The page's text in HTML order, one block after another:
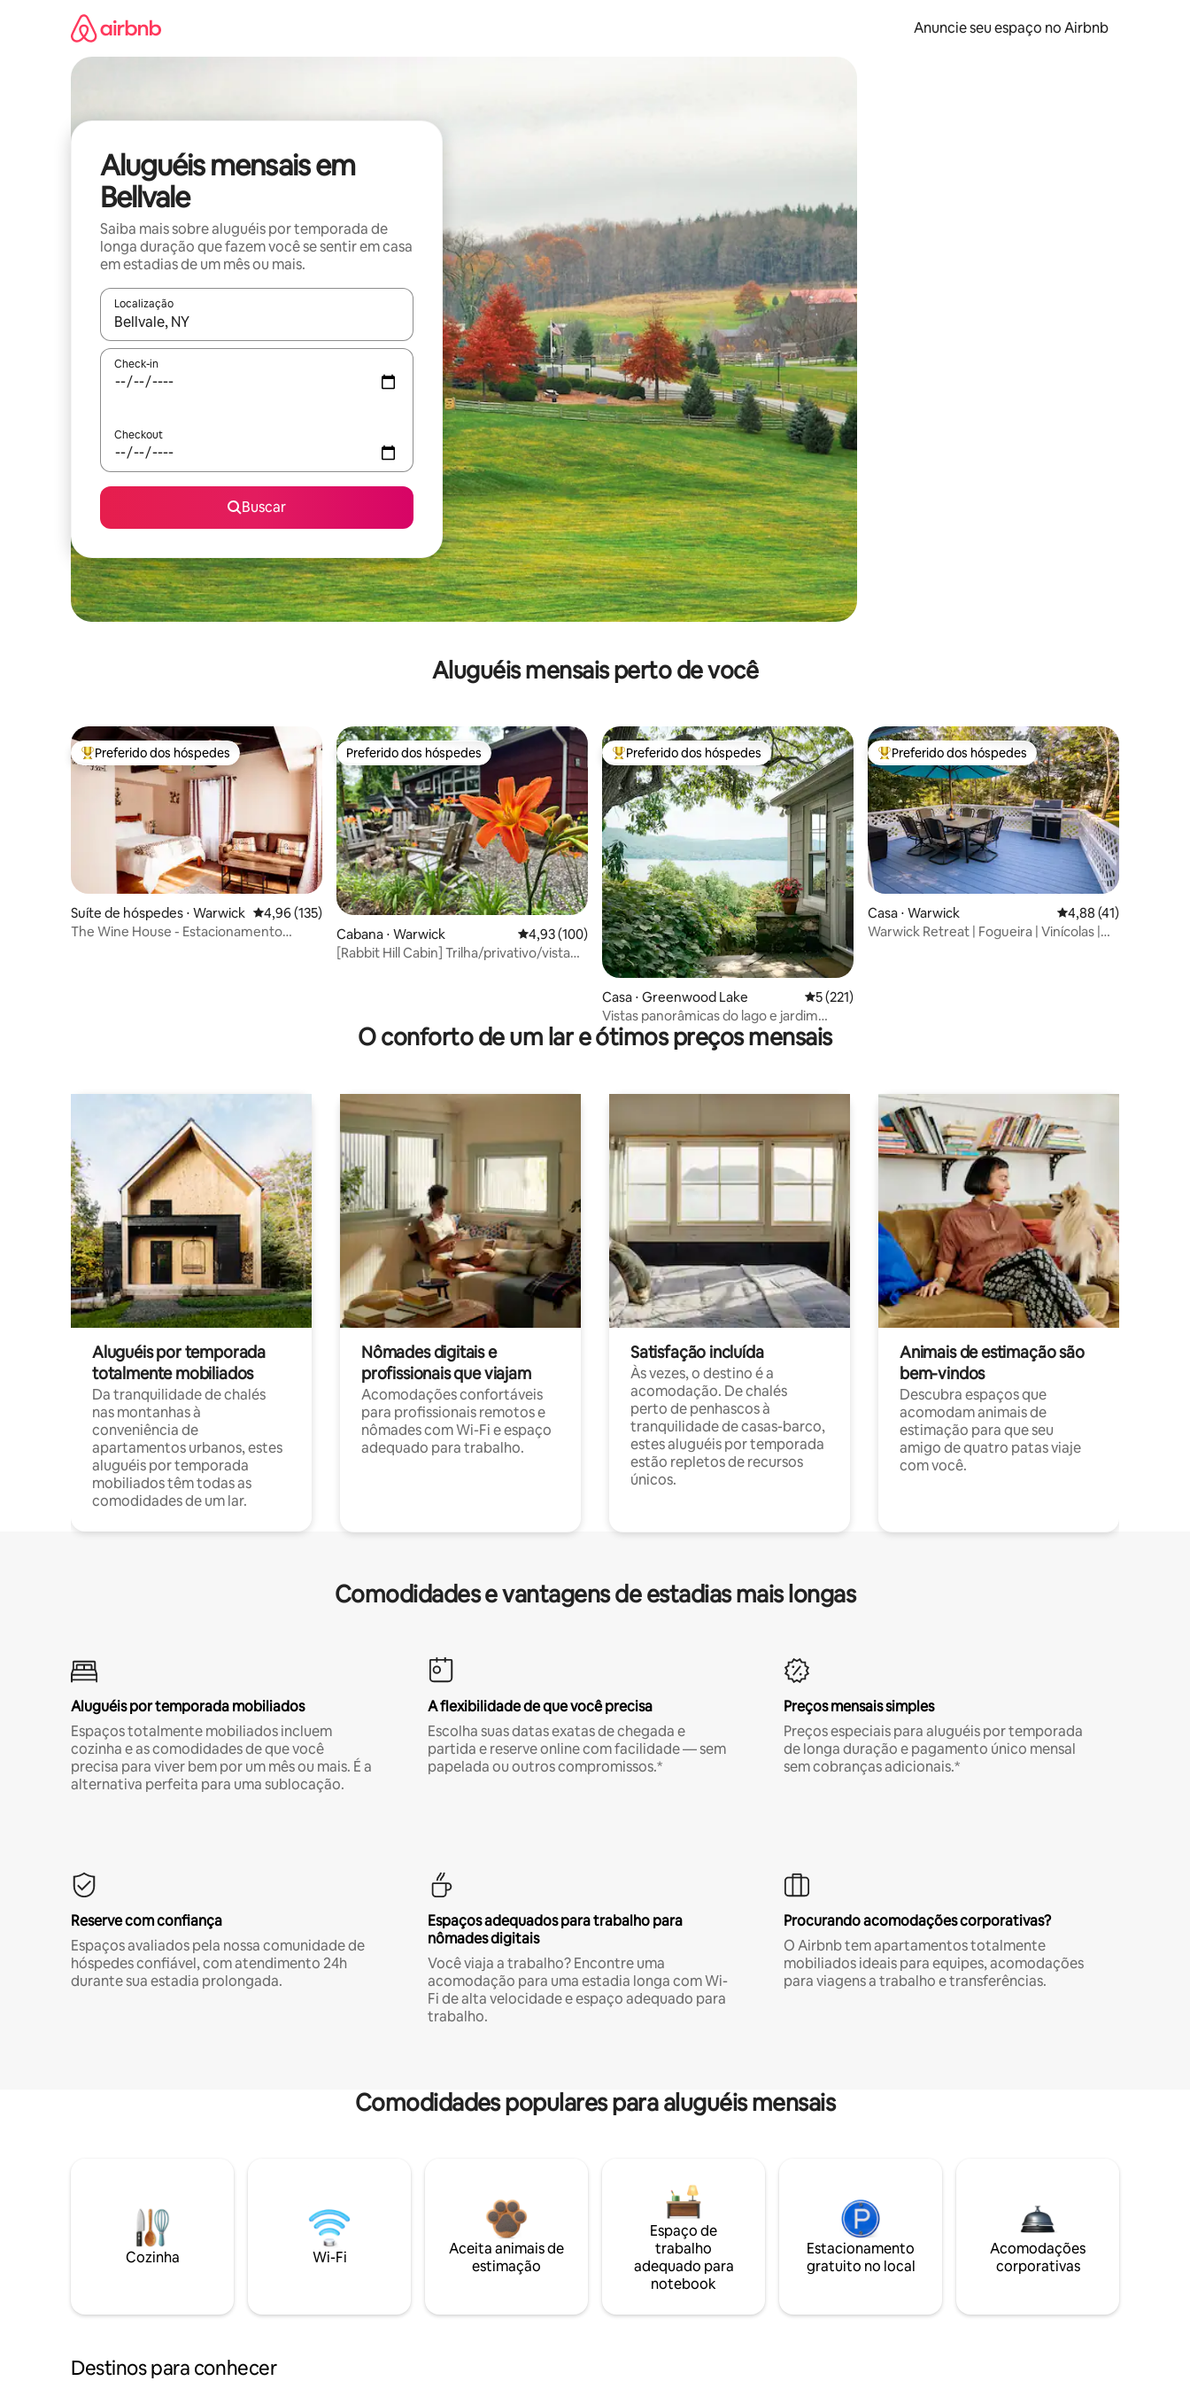
Anuncie seu espaço no Airbnb
Aluguéis mensais em
Bellvale
Saiba mais sobre aluguéis por temporada de
longa duração que fazem você se sentir em casa
em estadias de um mês ou mais.
Localização
Quando os resultados estiverem disponíveis, explore-os usando as seta para cima e para baixo do teclado ou tocando e deslizando o dedo na tela.
Check-in
Checkout
Buscar
Aluguéis mensais perto de você
Entre os melhores preferidos dos hóspedes
Preferido dos hóspedes
Suíte de hóspedes ⋅ Warwick 4,96 de uma avaliação média de 5, 135 avaliações
4,96 (135)
The Wine House - Estacionamento
Preferido dos hóspedes
Preferido dos hóspedes
Cabana ⋅ Warwick 4,93 de uma avaliação média de 5, 100 avaliações
4,93 (100)
[Rabbit Hill Cabin] Trilha/privativo/vista
Entre os melhores preferidos dos hóspedes
Preferido dos hóspedes
Casa ⋅ Greenwood Lake 5 de uma avaliação média de 5, 221 avaliações
5 (221)
Vistas panorâmicas do lago e jardim
exuberante | Acesso à praia
Entre os melhores preferidos dos hóspedes
Preferido dos hóspedes
Casa ⋅ Warwick 4,88 de uma
4,88 (41)
Warwick Retreat | Fogueira | Vinícolas |
O conforto de um lar e ótimos preços mensais
Aluguéis por temporada
totalmente mobiliados
Da tranquilidade de chalés
nas montanhas à
conveniência de
apartamentos urbanos, estes
aluguéis por temporada
mobiliados têm todas as
comodidades de um lar.
Nômades digitais e
profissionais que viajam
Acomodações confortáveis
para profissionais remotos e
nômades com Wi-Fi e espaço
adequado para trabalho.
Satisfação incluída
Às vezes, o destino é a
acomodação. De chalés
perto de penhascos à
tranquilidade de casas-barco,
estes aluguéis por temporada
estão repletos de recursos
únicos.
Animais de estimação são
bem-vindos
Descubra espaços que
acomodam animais de
estimação para que seu
amigo de quatro patas viaje
com você.
Comodidades e vantagens de estadias mais longas
Aluguéis por temporada mobiliados
Espaços totalmente mobiliados incluem
cozinha e as comodidades de que você
precisa para viver bem por um mês ou mais. É a
alternativa perfeita para uma sublocação.
A flexibilidade de que você precisa
Escolha suas datas exatas de chegada e
partida e reserve online com facilidade — sem
papelada ou outros compromissos.*
Preços mensais simples
Preços especiais para aluguéis por temporada
de longa duração e pagamento único mensal
sem cobranças adicionais.*
Reserve com confiança
Espaços avaliados pela nossa comunidade de
hóspedes confiável, com atendimento 24h
durante sua estadia prolongada.
Espaços adequados para trabalho para
nômades digitais
Você viaja a trabalho? Encontre uma
acomodação para uma estadia longa com Wi-
Fi de alta velocidade e espaço adequado para
trabalho.
Procurando acomodações corporativas?
O Airbnb tem apartamentos totalmente
mobiliados ideais para equipes, acomodações
para viagens a trabalho e transferências.
Comodidades populares para aluguéis mensais
Cozinha Wi-Fi
Aceita animais de
estimação
Espaço de
trabalho
adequado para
notebook
Estacionamento
gratuito no local
Acomodações
corporativas
Destinos para conhecer